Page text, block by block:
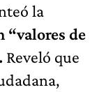
la
“valores de
Reveló que